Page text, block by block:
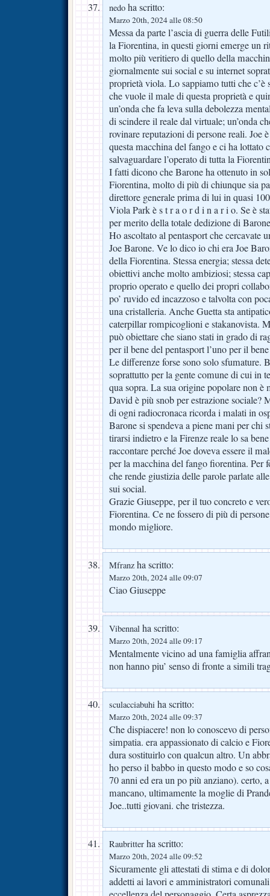
nedo ha scritto:
Marzo 20th, 2024 alle 08:50
Messa da parte l’ascia di guerra delle
la Fiorentina, in questi giorni emerge un
molto più veritiero di quello della
giornalmente sui social e su internet
proprietà viola. Lo sappiamo tutti che c’è
che vuole il male di questa proprietà e
un’onda che fa leva sulla debolezza
di scindere il reale dal virtuale; un’onda
rovinare reputazioni di persone reali. Joe
questa macchina del fango e ci ha lottato
salvaguardare l’operato di tutta la
I fatti dicono che Barone ha ottenuto in
Fiorentina, molto di più di chiunque sia
direttore generale prima di lui in quasi
Viola Park è s t r a o r d i n a r i o. Se è
per merito della totale dedizione di
Ho ascoltato al pentasport che cercavate
Joe Barone. Ve lo dico io chi era Joe
della Fiorentina. Stessa energia; stessa
obiettivi anche molto ambiziosi; stessa
proprio operato e quello dei propri
po’ ruvido ed incazzoso e talvolta con
una cristalleria. Anche Guetta sta
caterpillar rompicoglioni e stakanovista.
può obiettare che siano stati in grado di
per il bene del pentasport l’uno per il
Le differenze forse sono solo sfumature.
soprattutto per la gente comune di cui in
qua sopra. La sua origine popolare non è
David è più snob per estrazione sociale?
di ogni radiocronaca ricorda i malati in
Barone si spendeva a piene mani per chi
tirarsi indietro e la Firenze reale lo sa
raccontare perché Joe doveva essere il
per la macchina del fango fiorentina. Per
che rende giustizia delle parole parlate
sui social.
Grazie Giuseppe, per il tuo concreto e
Fiorentina. Ce ne fossero di più di
mondo migliore.
Mfranz ha scritto:
Marzo 20th, 2024 alle 09:07
Ciao Giuseppe
Vibennal ha scritto:
Marzo 20th, 2024 alle 09:17
Mentalmente vicino ad una famiglia
non hanno piu’ senso di fronte a simili
sculacciabuhi ha scritto:
Marzo 20th, 2024 alle 09:37
Che dispiacere! non lo conoscevo di
simpatia. era appassionato di calcio e
dura sostituirlo con qualcun altro. Un
ho perso il babbo in questo modo e so
70 anni ed era un po più anziano). certo,
mancano, ultimamente la moglie di
Joe..tutti giovani. che tristezza.
Raubritter ha scritto:
Marzo 20th, 2024 alle 09:52
Sicuramente gli attestati di stima e di
addetti ai lavori e amministratori